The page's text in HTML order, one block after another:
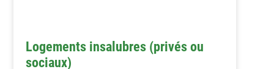
Logements insalubres (privés ou
sociaux)